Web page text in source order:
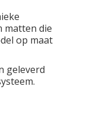
matten die
op maat
geleverd